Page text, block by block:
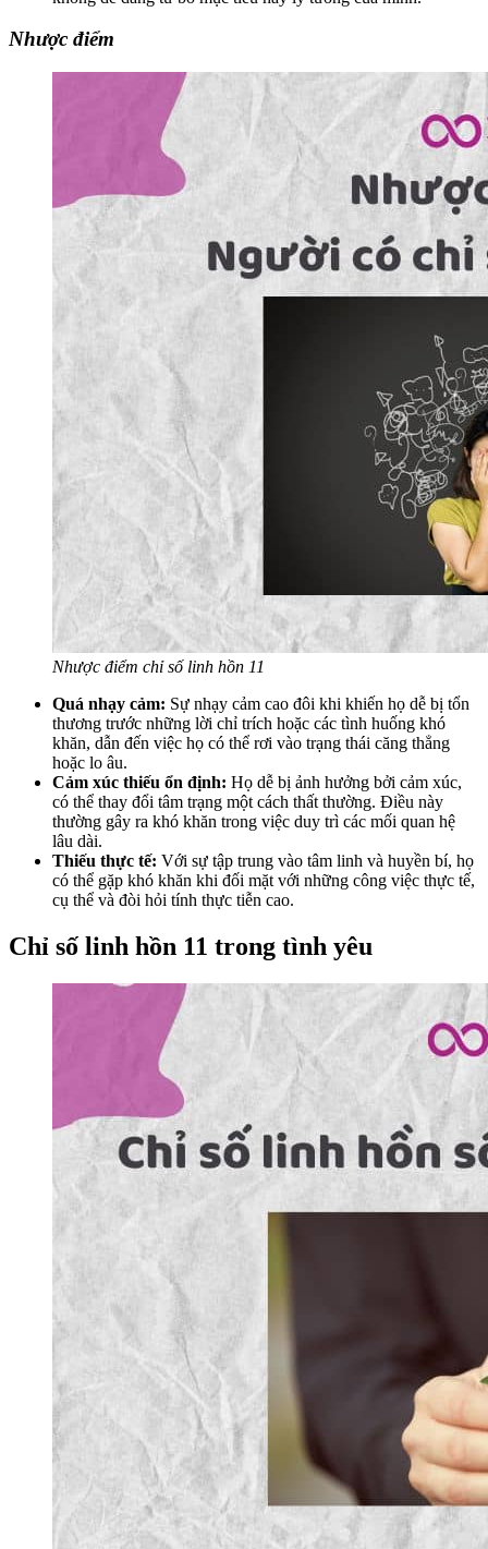
Nhược điểm
Nhược điểm chỉ số linh hồn 11
Quá nhạy cảm: Sự nhạy cảm cao đôi khi khiến họ dễ bị tổn
thương trước những lời chỉ trích hoặc các tình huống khó
khăn, dẫn đến việc họ có thể rơi vào trạng thái căng thẳng
hoặc lo âu.
Cảm xúc thiếu ổn định: Họ dễ bị ảnh hưởng bởi cảm xúc,
có thể thay đổi tâm trạng một cách thất thường. Điều này
thường gây ra khó khăn trong việc duy trì các mối quan hệ
lâu dài.
Thiếu thực tế: Với sự tập trung vào tâm linh và huyền bí, họ
có thể gặp khó khăn khi đối mặt với những công việc thực tế,
cụ thể và đòi hỏi tính thực tiễn cao.
Chỉ số linh hồn 11 trong tình yêu